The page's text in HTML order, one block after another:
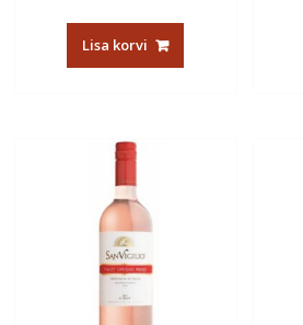
oli:
€13.12.
Lisa korvi